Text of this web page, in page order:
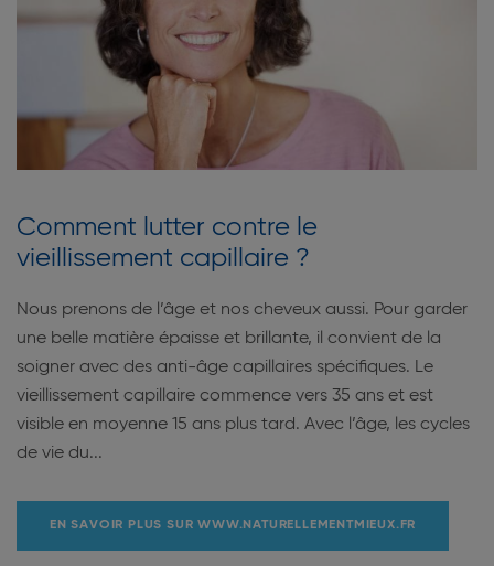
Comment lutter contre le
vieillissement capillaire ?
Nous prenons de l’âge et nos cheveux aussi. Pour garder
une belle matière épaisse et brillante, il convient de la
soigner avec des anti-âge capillaires spécifiques. Le
vieillissement capillaire commence vers 35 ans et est
visible en moyenne 15 ans plus tard. Avec l’âge, les cycles
de vie du...
EN SAVOIR PLUS SUR WWW.NATURELLEMENTMIEUX.FR